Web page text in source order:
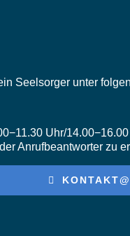
Seelsorger unter
Uhr/
Anrufbeantworter zu